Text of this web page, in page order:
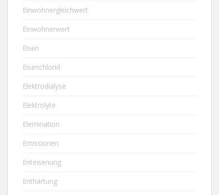
Einwohnergleichwert
Einwohnerwert
Eisen
Eisenchlorid
Elektrodialyse
Elektrolyte
Elemination
Emissionen
Enteisenung
Enthärtung